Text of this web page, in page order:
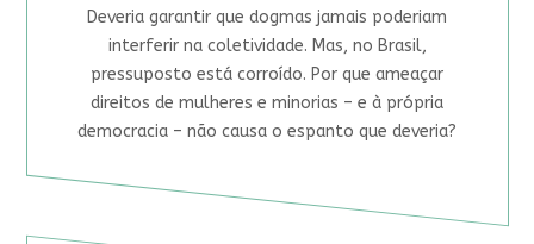
Deveria garantir que dogmas jamais poderiam
interferir na coletividade. Mas, no Brasil,
pressuposto está corroído. Por que ameaçar
direitos de mulheres e minorias – e à própria
democracia – não causa o espanto que deveria?